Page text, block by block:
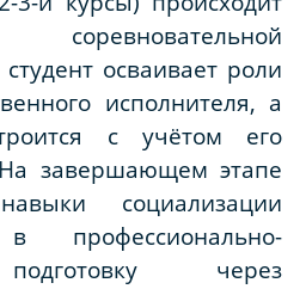
осваивает роли
исполнителя, а
с учётом его
завершающем этапе
социализации
в профессионально-
через